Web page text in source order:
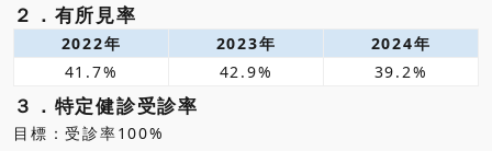
２．有所見率
2022年 2023年
2024年
41.7%
42.9% 39.2%
３．特定健診受診率
目標：受診率100%